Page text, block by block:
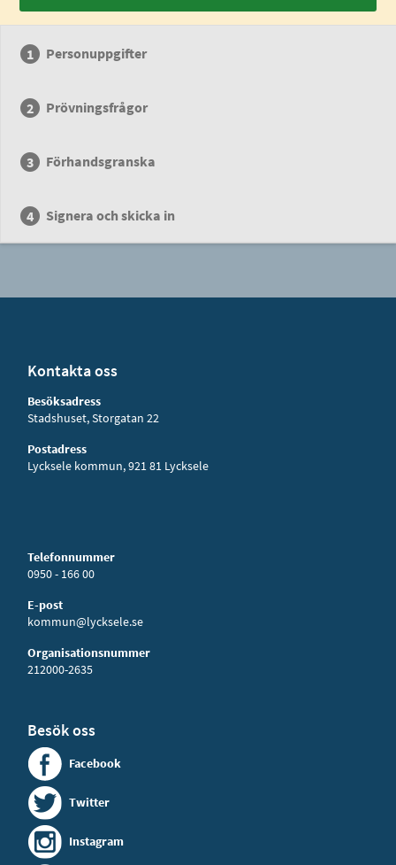
Personuppgifter
Prövningsfrågor
Förhandsgranska
Signera och skicka in
Kontakta oss
Besöksadress
Stadshuset, Storgatan 22
Postadress
Lycksele kommun, 921 81 Lycksele
Telefonnummer
0950 - 166 00
E-post
kommun@lycksele.se
Organisationsnummer
212000-2635
Besök oss
Facebook
Twitter
Instagram